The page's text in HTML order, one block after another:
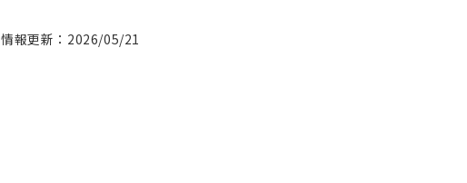
情報更新：2026/05/21